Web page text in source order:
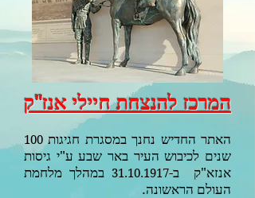
המרכז להנצחת חיילי אנז"ק
האתר החדיש נחנך במסגרת חגיגות 100
שנים לכיבוש העיר באר שבע ע"י גיסות
אנזא"ק ב-31.10.1917 במהלך מלחמת
העולם הראשונה.